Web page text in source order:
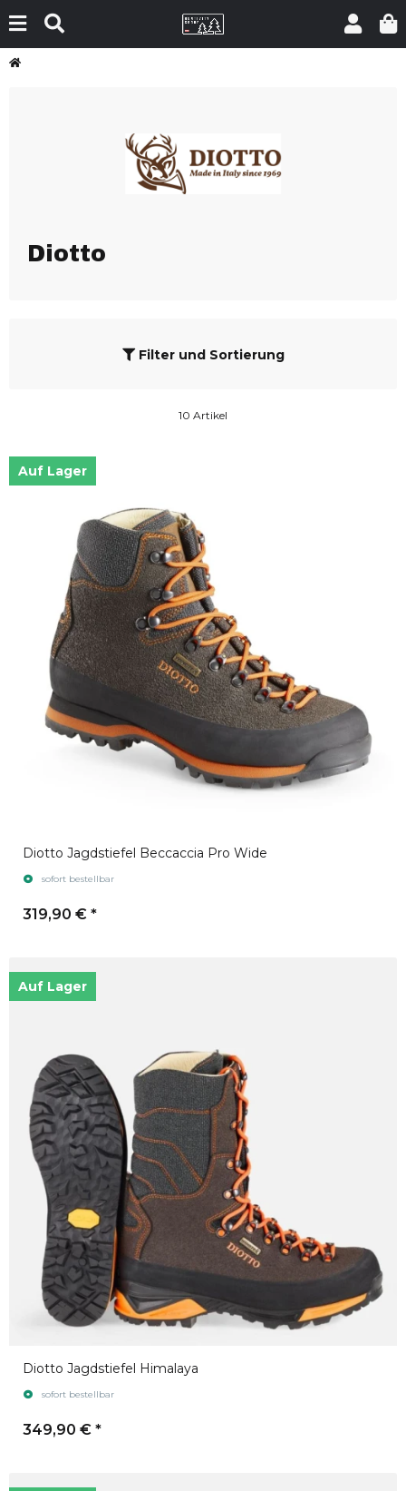
Diotto
Filter und Sortierung
10 Artikel
Auf Lager
Diotto Jagdstiefel Beccaccia Pro Wide
sofort bestellbar
319,90 € *
Auf Lager
Diotto Jagdstiefel Himalaya
sofort bestellbar
349,90 € *